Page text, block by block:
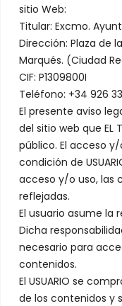
sitio Web:
Titular: Excmo.
Dirección: Plaza de
Marqués. (Ciudad
CIF: P1309800I
Teléfono: +34 926
El presente aviso
del sitio web que EL
público. El acceso
condición de
acceso y/o uso, las
reflejadas.
El usuario asume la
Dicha
necesario para
contenidos.
El USUARIO se
de los contenidos y